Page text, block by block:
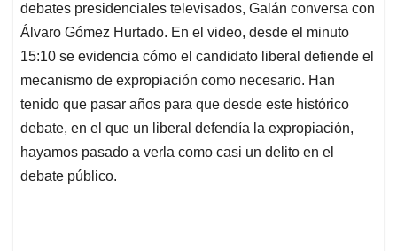
debates presidenciales televisados, Galán conversa con
Álvaro Gómez Hurtado. En el video, desde el minuto
15:10 se evidencia cómo el candidato liberal defiende el
mecanismo de expropiación como necesario. Han
tenido que pasar años para que desde este histórico
debate, en el que un liberal defendía la expropiación,
hayamos pasado a verla como casi un delito en el
debate público.